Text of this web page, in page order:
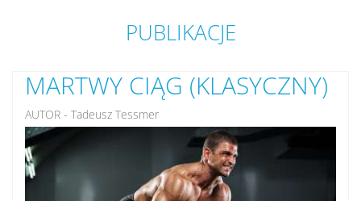
PUBLIKACJE
MARTWY CIĄG (KLASYCZNY)
AUTOR - Tadeusz Tessmer